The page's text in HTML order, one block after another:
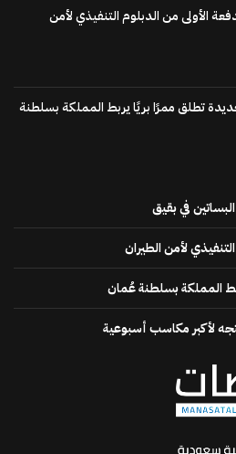
الأولى من الدبلوم التنفيذي لأمن
تطلق ممرًا بريًا يربط المملكة بسلطنة
في بقيق
لأمن الطيران
المملكة بسلطنة عُمان
لأكبر مكاسب أسبوعية